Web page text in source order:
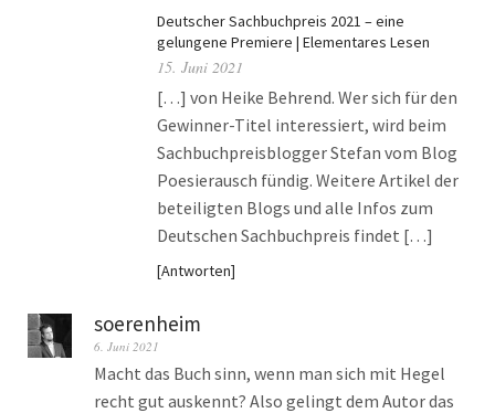
Deutscher Sachbuchpreis 2021 – eine
gelungene Premiere | Elementares Lesen
15. Juni 2021
[…] von Heike Behrend. Wer sich für den
Gewinner-Titel interessiert, wird beim
Sachbuchpreisblogger Stefan vom Blog
Poesierausch fündig. Weitere Artikel der
beteiligten Blogs und alle Infos zum
Deutschen Sachbuchpreis findet […]
Antworten
soerenheim
6. Juni 2021
Macht das Buch sinn, wenn man sich mit Hegel
recht gut auskennt? Also gelingt dem Autor das